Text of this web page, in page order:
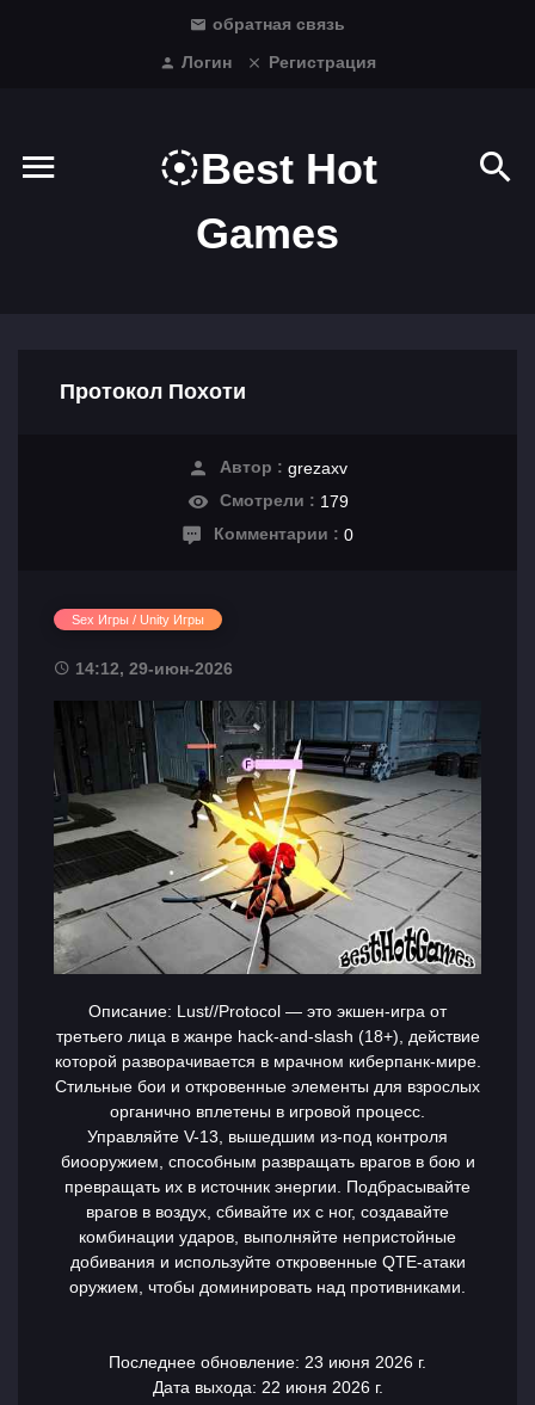
обратная связь
Логин
Регистрация
Best Hot
Games
Протокол Похоти
Автор : grezaxv
Смотрели : 179
Комментарии : 0
Sex Игры / Unity Игры
14:12, 29-июн-2026
Описание: Lust//Protocol — это экшен-игра от
третьего лица в жанре hack-and-slash (18+), действие
которой разворачивается в мрачном киберпанк-мире.
Стильные бои и откровенные элементы для взрослых
органично вплетены в игровой процесс.
Управляйте V-13, вышедшим из-под контроля
биооружием, способным развращать врагов в бою и
превращать их в источник энергии. Подбрасывайте
врагов в воздух, сбивайте их с ног, создавайте
комбинации ударов, выполняйте непристойные
добивания и используйте откровенные QTE-атаки
оружием, чтобы доминировать над противниками.
Последнее обновление: 23 июня 2026 г.
Дата выхода: 22 июня 2026 г.